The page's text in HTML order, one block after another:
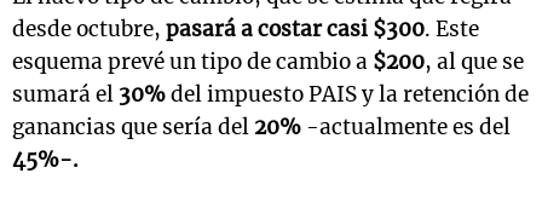
desde octubre, pasará a costar casi $300. Este
esquema prevé un tipo de cambio a $200, al que se
sumará el 30%del impuesto PAIS y la retención de
ganancias que sería del 20% -actualmente es del
45%-.